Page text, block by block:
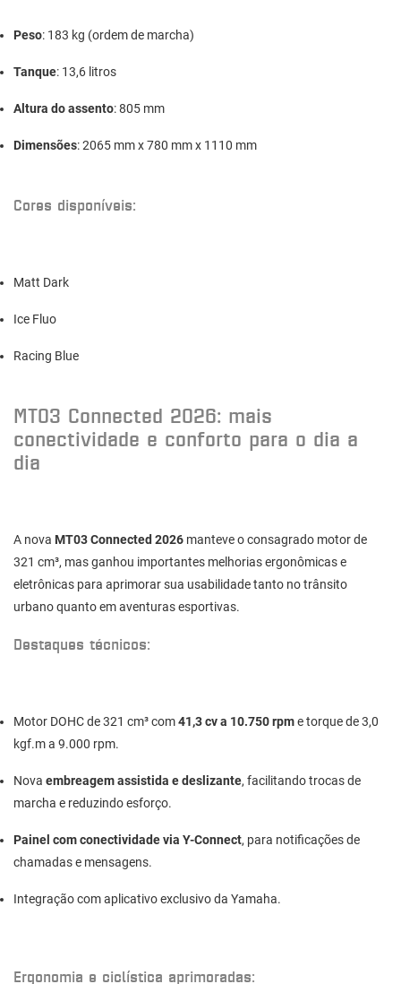
Peso: 183 kg (ordem de marcha)
Tanque: 13,6 litros
Altura do assento: 805 mm
Dimensões: 2065 mm x 780 mm x 1110 mm
Cores disponíveis:
Matt Dark
Ice Fluo
Racing Blue
MT03 Connected 2026: mais
conectividade e conforto para o dia a
dia
A nova MT03 Connected 2026 manteve o consagrado motor de
321 cm³, mas ganhou importantes melhorias ergonômicas e
eletrônicas para aprimorar sua usabilidade tanto no trânsito
urbano quanto em aventuras esportivas.
Destaques técnicos:
Motor DOHC de 321 cm³ com41,3 cv a 10.750 rpme torque de 3,0
kgf.m a 9.000 rpm.
Nova embreagem assistida e deslizante, facilitando trocas de
marcha e reduzindo esforço.
Painel com conectividade via Y-Connect, para notificações de
chamadas e mensagens.
Integração com aplicativo exclusivo da Yamaha.
Ergonomia e ciclística aprimoradas: